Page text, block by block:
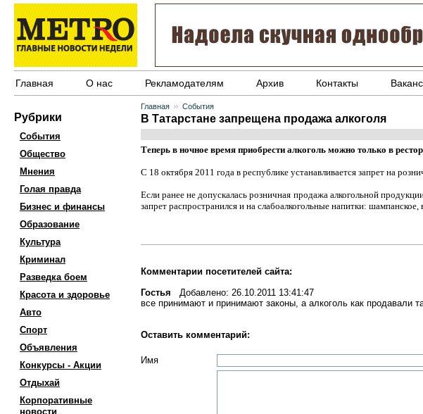
Главная О нас Рекламодателям Архив Контакты
Рубрики
События
Общество
Мнения
Голая правда
Бизнес и финансы
Образование
Культура
Криминал
Разведка боем
Красота и здоровье
Авто
Спорт
Объявления
Конкурсы - Акции
Отдыхай
Корпоративные
новости
Главная » События
В Татарстане запрещена продажа алкоголя
Теперь в ночное время приобрести алкоголь можно только в
С 18 октября 2011 года в республике устанавливается запрет на
Если ранее не допускалась розничная продажа алкогольной
запрет распространился и на слабоалкогольные напитки:
Комментарии посетителей сайта:
Гостья Добавлено: 26.10.2011 13:41:47
все принимают и принимают законы, а алкоголь как продавали
Оставить комментарий:
Имя